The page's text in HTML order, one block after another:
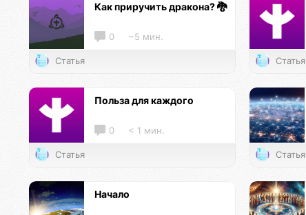
Как приручить дракона? 🐉
0 ~5 мин.
Статья Статья
Польза для каждого
0 < 1 мин.
Статья Статья
Начало